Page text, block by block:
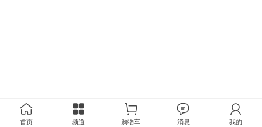
首页 频道 购物车 消息 我的